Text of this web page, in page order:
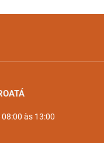
às 13:00